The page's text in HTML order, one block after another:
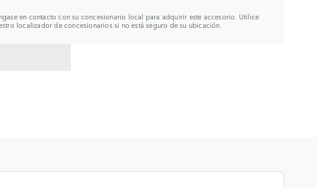
en contacto con su concesionario local para adquirir este accesorio. Utilice
localizador de concesionarios si no está seguro de su ubicación.